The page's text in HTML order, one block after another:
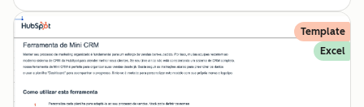
Template
Excel